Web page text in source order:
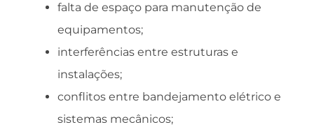
falta de espaço para manutenção de
equipamentos;
interferências entre estruturas e
instalações;
conflitos entre bandejamento elétrico e
sistemas mecânicos;